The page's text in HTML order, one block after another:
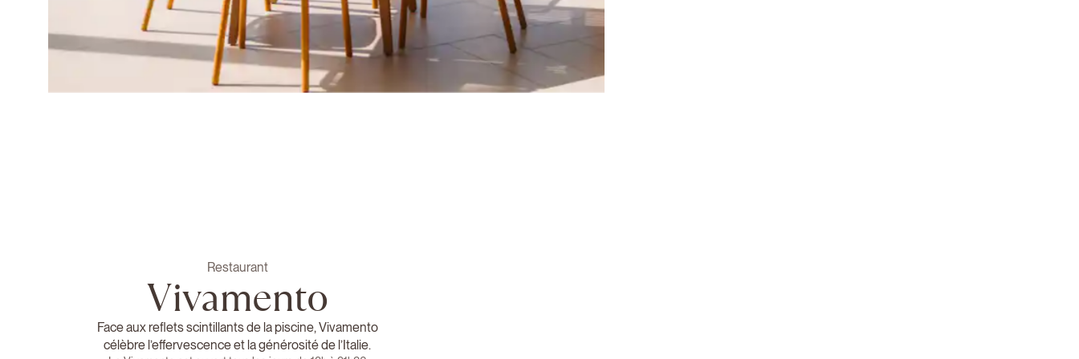
Restaurant
Vivamento
Face aux reflets scintillants de la piscine, Vivamento
célèbre l’effervescence et la générosité de l’Italie.